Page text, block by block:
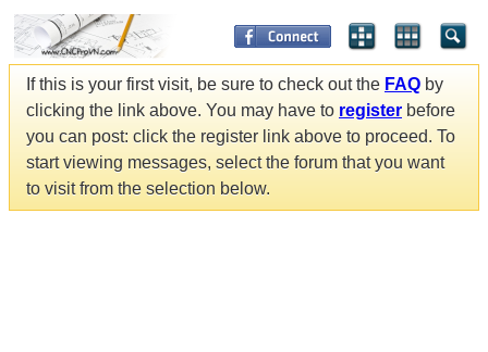
If this is your first visit, be sure to check out the FAQ by
clicking the link above. You may have to register before
you can post: click the register link above to proceed. To
start viewing messages, select the forum that you want
to visit from the selection below.